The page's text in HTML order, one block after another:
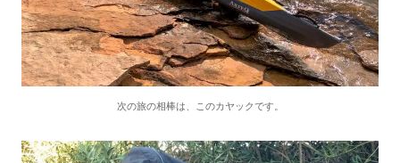
次の旅の相棒は、このカヤックです。